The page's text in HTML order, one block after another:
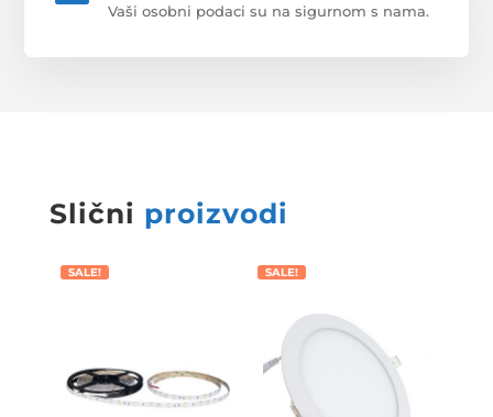
Vaši osobni podaci su na sigurnom s nama.
Slični proizvodi
SALE! SALE!